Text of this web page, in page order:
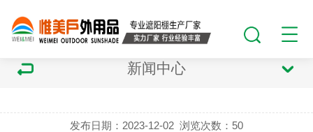
新闻中心
发布日期：2023-12-02 浏览次数： 50